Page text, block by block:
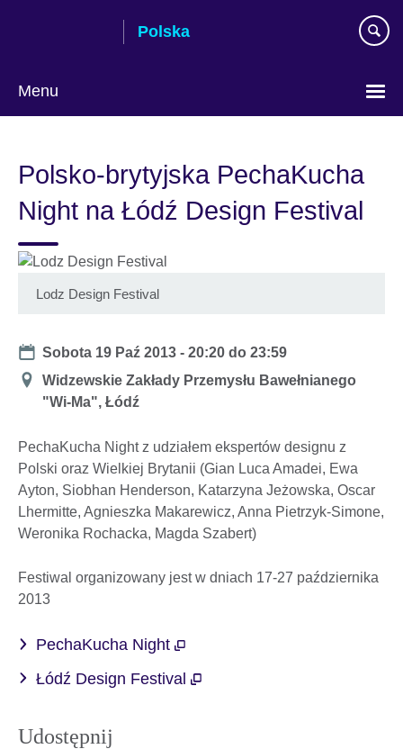
Polska
Menu
Polsko-brytyjska PechaKucha
Night na Łódź Design Festival
Lodz Design Festival
Date
Sobota 19 Paź 2013 -20:20 do23:59
Miejsce
Widzewskie Zakłady Przemysłu Bawełnianego
"Wi-Ma", Łódź
PechaKucha Night z udziałem ekspertów designu z
Polski oraz Wielkiej Brytanii (Gian Luca Amadei, Ewa
Ayton, Siobhan Henderson, Katarzyna Jeżowska, Oscar
Lhermitte, Agnieszka Makarewicz, Anna Pietrzyk-Simone,
Weronika Rochacka, Magda Szabert)
Festiwal organizowany jest w dniach 17-27 października
2013
PechaKucha Night
Łódź Design Festival
Udostępnij